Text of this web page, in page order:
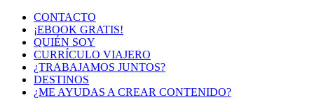
CONTACTO
¡EBOOK GRATIS!
QUIÉN SOY
CURRÍCULO VIAJERO
¿TRABAJAMOS JUNTOS?
DESTINOS
¿ME AYUDAS A CREAR CONTENIDO?